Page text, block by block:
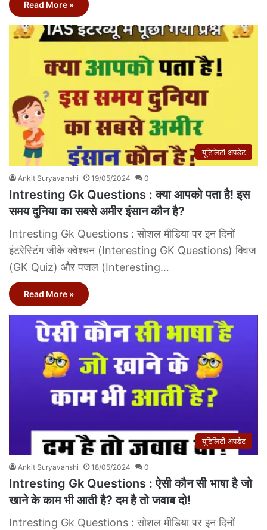
Read More »
यूटिलिटी अपडेट
Ankit Suryavanshi 19/05/2024 0
Intresting Gk Questions : क्या आपको पता है! इस
समय दुनिया का सबसे अमीर इंसान कौन है?
Intresting Gk Questions : सोशल मीडिया पर इन दिनों
इंटरेस्टिंग जीके क्वेश्चन (Interesting GK Questions) क्विज
(GK Quiz) और पजल (Interesting…
Read More »
यूटिलिटी अपडेट
Ankit Suryavanshi 18/05/2024 0
Intresting Gk Questions : ऐसी कौन सी भाषा है जो
खाने के काम भी आती है? दम है तो जवाब दो!
Intresting Gk Questions : सोशल मीडिया पर इन दिनों